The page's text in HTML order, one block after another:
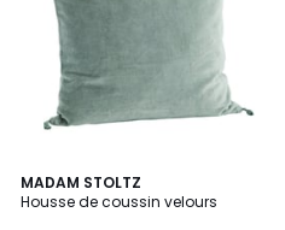
MADAM STOLTZ
Housse de coussin velours
6
Couleurs